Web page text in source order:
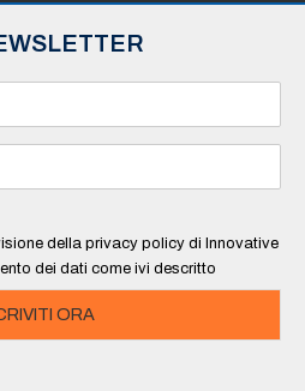
della privacy policy di Innovative
dei dati come ivi descritto
ORA